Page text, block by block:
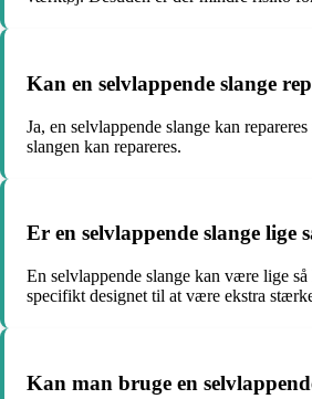
Kan en selvlappende slange
Ja, en selvlappende slange kan
slangen kan repareres.
Er en selvlappende slange
En selvlappende slange kan være lige
specifikt designet til at være ekstra
Kan man bruge en